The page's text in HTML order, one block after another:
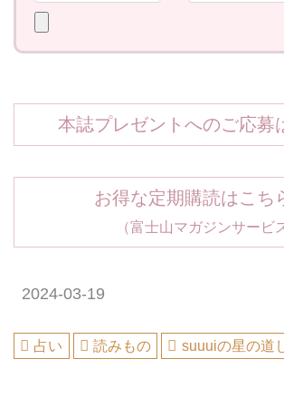
本誌プレゼントへのご応募
お得な定期購読はこち
（富士山マガジンサービ
2024-03-19
占い 読みもの suuuiの星の道